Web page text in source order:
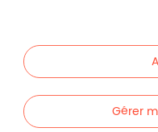
Malakoff Humanis à
Particuliers
Gérer